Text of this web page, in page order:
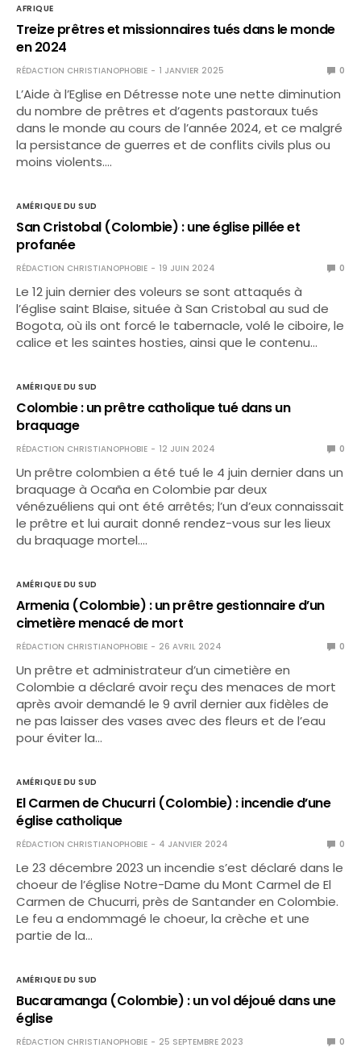
AFRIQUE
Treize prêtres et missionnaires tués dans le monde
en 2024
RÉDACTION CHRISTIANOPHOBIE 1 JANVIER 2025 0
L’Aide à l’Eglise en Détresse note une nette diminution
du nombre de prêtres et d’agents pastoraux tués
dans le monde au cours de l’année 2024, et ce malgré
la persistance de guerres et de conflits civils plus ou
moins violents.…
AMÉRIQUE DU SUD
San Cristobal (Colombie) : une église pillée et
profanée
RÉDACTION CHRISTIANOPHOBIE 19 JUIN 2024 0
Le 12 juin dernier des voleurs se sont attaqués à
l’église saint Blaise, située à San Cristobal au sud de
Bogota, où ils ont forcé le tabernacle, volé le ciboire, le
calice et les saintes hosties, ainsi que le contenu…
AMÉRIQUE DU SUD
Colombie : un prêtre catholique tué dans un
braquage
RÉDACTION CHRISTIANOPHOBIE 12 JUIN 2024 0
Un prêtre colombien a été tué le 4 juin dernier dans un
braquage à Ocaña en Colombie par deux
vénézuéliens qui ont été arrêtés; l’un d’eux connaissait
le prêtre et lui aurait donné rendez-vous sur les lieux
du braquage mortel.…
AMÉRIQUE DU SUD
Armenia (Colombie) : un prêtre gestionnaire d’un
cimetière menacé de mort
RÉDACTION CHRISTIANOPHOBIE 26 AVRIL 2024 0
Un prêtre et administrateur d’un cimetière en
Colombie a déclaré avoir reçu des menaces de mort
après avoir demandé le 9 avril dernier aux fidèles de
ne pas laisser des vases avec des fleurs et de l’eau
pour éviter la…
AMÉRIQUE DU SUD
El Carmen de Chucurri (Colombie) : incendie d’une
église catholique
RÉDACTION CHRISTIANOPHOBIE 4 JANVIER 2024 0
Le 23 décembre 2023 un incendie s’est déclaré dans le
choeur de l’église Notre-Dame du Mont Carmel de El
Carmen de Chucurri, près de Santander en Colombie.
Le feu a endommagé le choeur, la crèche et une
partie de la…
AMÉRIQUE DU SUD
Bucaramanga (Colombie) : un vol déjoué dans une
église
RÉDACTION CHRISTIANOPHOBIE 25 SEPTEMBRE 2023 0